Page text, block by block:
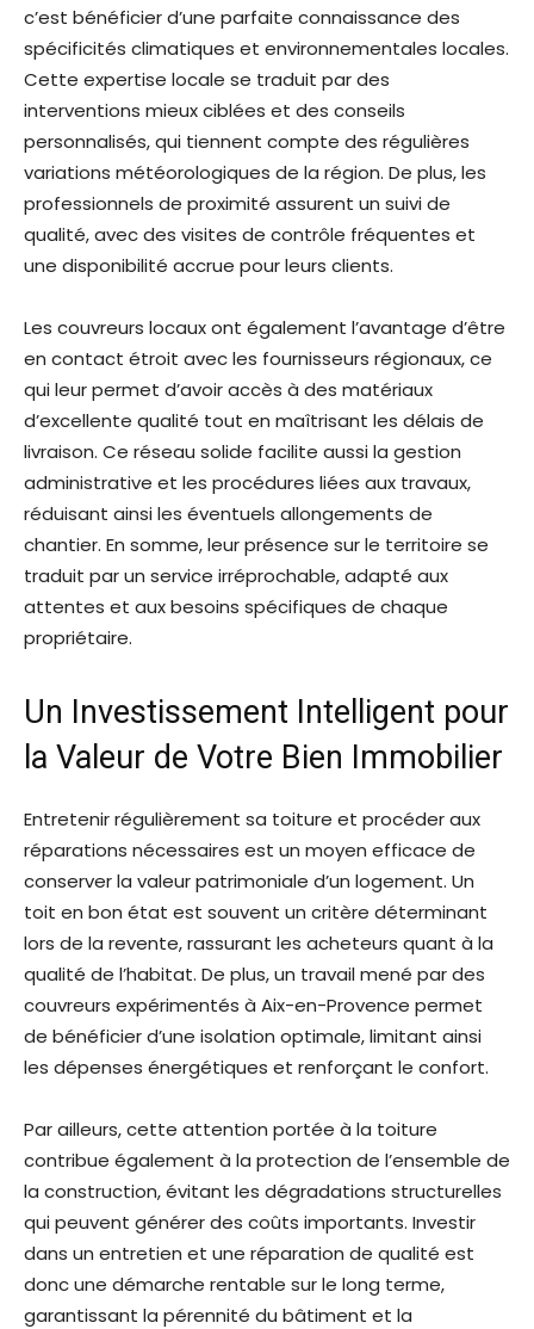
c’est bénéficier d’une parfaite connaissance des
spécificités climatiques et environnementales locales.
Cette expertise locale se traduit par des
interventions mieux ciblées et des conseils
personnalisés, qui tiennent compte des régulières
variations météorologiques de la région. De plus, les
professionnels de proximité assurent un suivi de
qualité, avec des visites de contrôle fréquentes et
une disponibilité accrue pour leurs clients.
Les couvreurs locaux ont également l’avantage d’être
en contact étroit avec les fournisseurs régionaux, ce
qui leur permet d’avoir accès à des matériaux
d’excellente qualité tout en maîtrisant les délais de
livraison. Ce réseau solide facilite aussi la gestion
administrative et les procédures liées aux travaux,
réduisant ainsi les éventuels allongements de
chantier. En somme, leur présence sur le territoire se
traduit par un service irréprochable, adapté aux
attentes et aux besoins spécifiques de chaque
propriétaire.
Un Investissement Intelligent pour
la Valeur de Votre Bien Immobilier
Entretenir régulièrement sa toiture et procéder aux
réparations nécessaires est un moyen efficace de
conserver la valeur patrimoniale d’un logement. Un
toit en bon état est souvent un critère déterminant
lors de la revente, rassurant les acheteurs quant à la
qualité de l’habitat. De plus, un travail mené par des
couvreurs expérimentés à Aix-en-Provence permet
de bénéficier d’une isolation optimale, limitant ainsi
les dépenses énergétiques et renforçant le confort.
Par ailleurs, cette attention portée à la toiture
contribue également à la protection de l’ensemble de
la construction, évitant les dégradations structurelles
qui peuvent générer des coûts importants. Investir
dans un entretien et une réparation de qualité est
donc une démarche rentable sur le long terme,
garantissant la pérennité du bâtiment et la